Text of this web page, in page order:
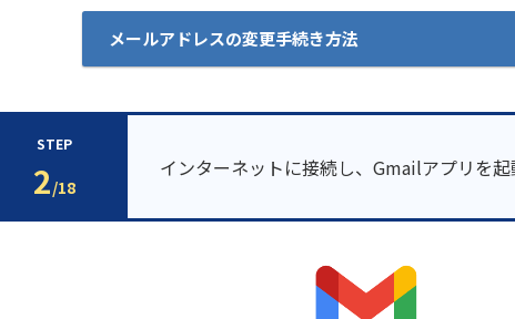
メールアドレスの変更手続き方法
STEP
2/18
インターネットに接続し、Gmailアプリを起